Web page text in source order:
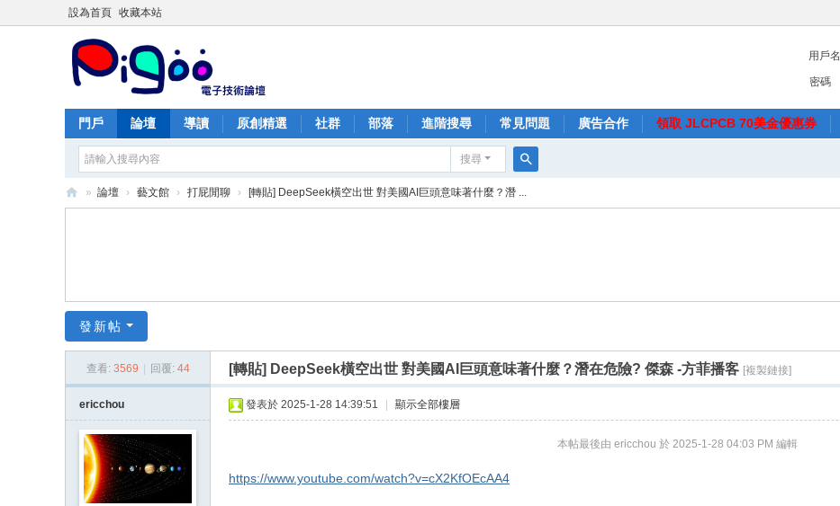
設為首頁 收藏本站
用戶名
密碼
門戶 論壇 導讀 原創精選 社群 部落 進階搜尋 常見問題 廣告合作 領取 JLCPCB 70美金優惠券
搜尋
尋
酷
» 論壇 › 藝文館 › 打屁閒聊 › [轉貼] DeepSeek橫空出世 對美國AI巨頭意味著什麼？潛 ...
發新帖
查看: 3569 回覆: 44 [轉貼] DeepSeek橫空出世 對美國AI巨頭意味著什麼？潛在危險? 傑森 -方菲播客 [複製鏈接]
ericchou 發表於 2025-1-28 14:39:51 顯示全部樓層
本帖最後由 ericchou 於 2025-1-28 04:03 PM 編輯
https://www.youtube.com/watch?v=cX2KfOEcAA4